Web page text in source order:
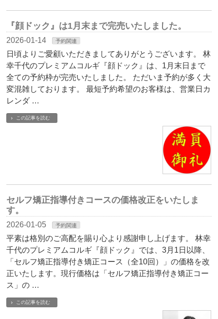
『顔ドック』は1月末まで完売いたしました。
2026-01-14 予約関連
日頃よりご愛顧いただきましてありがとうございます。 林
幸千代のプレミアムコルギ『顔ドック』は、1月末日まで
全ての予約枠が完売いたしました。 ただいま予約が多く大
変混雑しております。 最短予約希望のお客様は、営業日カ
レンダ …
この記事を読む
セルフ矯正指導付きコースの価格改正をいたしま
す。
2026-01-05 予約関連
平素は格別のご高配を賜り心より感謝申し上げます。 林幸
千代のプレミアムコルギ『顔ドック』では、3月1日以降、
「セルフ矯正指導付き矯正コース（全10回）」の価格を改
正いたします。現行価格は「セルフ矯正指導付き矯正コー
ス」の …
この記事を読む